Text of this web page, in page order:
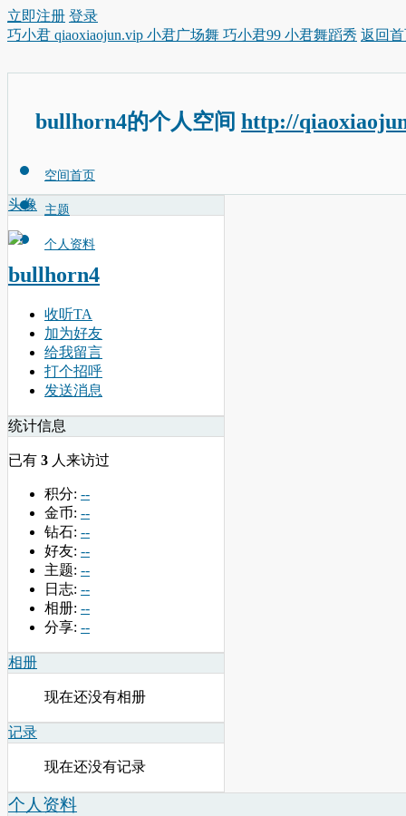
立即注册 登录
巧小君 qiaoxiaojun.vip 小君广场舞 巧小君99 小君舞蹈秀 返回
bullhorn4的个人空间 http://
空间首页
主题
个人资料
头像
bullhorn4
收听TA
加为好友
给我留言
打个招呼
发送消息
统计信息
已有 3 人来访过
积分: --
金币: --
钻石: --
好友: --
主题: --
日志: --
相册: --
分享: --
相册
现在还没有相册
记录
现在还没有记录
个人资料